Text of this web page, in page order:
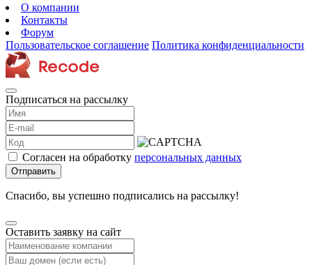
О компании
Контакты
Форум
Пользовательское соглашение Политика конфиденциальности
Подписаться на рассылку
Согласен на обработку персональных данных
Отправить
Спасибо, вы успешно подписались на рассылку!
Оставить заявку на сайт